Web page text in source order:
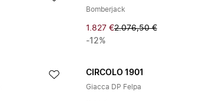
Bomberjack
1.827 €2.076,50 €
-12%
CIRCOLO 1901
Giacca DP Felpa